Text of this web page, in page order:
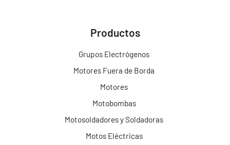
Productos
Grupos Electrógenos
Motores Fuera de Borda
Motores
Motobombas
Motosoldadores y Soldadoras
Motos Eléctricas